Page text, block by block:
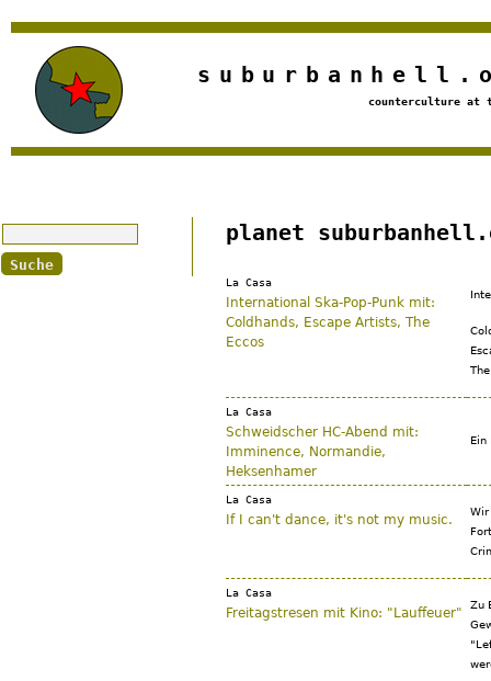
Jump to navigation
counterculture at
planet
La Casa
International Ska-Pop-Punk mit:
Coldhands, Escape Artists, The
Eccos
La Casa
Schweidscher HC-Abend mit:
Imminence, Normandie,
Heksenhamer
Ein
La Casa
If I can't dance, it's not my music.
Wir
La Casa
Freitagstresen mit Kino: "Lauffeuer"
Zu
Suche